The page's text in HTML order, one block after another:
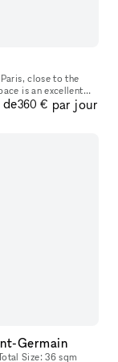
close to the
is an excellent
Stor360 € par jour
Germain